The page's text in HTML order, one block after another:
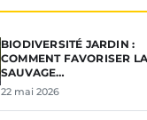
BIODIVERSITÉ JARDIN :
COMMENT FAVORISER
SAUVAGE…
22 mai 2026